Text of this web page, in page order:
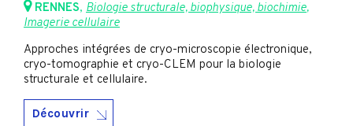
RENNES, Biologie structurale, biophysique, biochimie,
Imagerie cellulaire
Approches intégrées de cryo-microscopie électronique,
cryo-tomographie et cryo-CLEM pour la biologie
structurale et cellulaire.
Découvrir